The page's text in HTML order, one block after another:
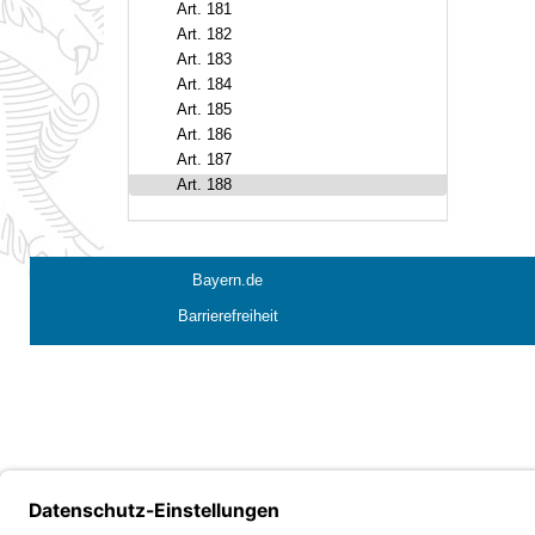
Art. 181
Art. 182
Art. 183
Art. 184
Art. 185
Art. 186
Art. 187
Art. 188
Bayern.de
Barrierefreiheit